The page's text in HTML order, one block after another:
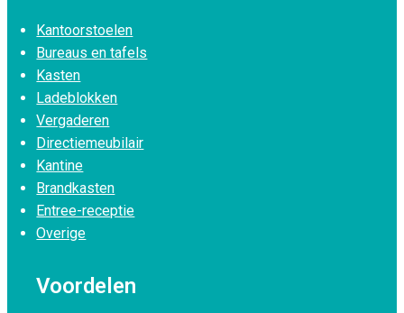
Kantoorstoelen
Bureaus en tafels
Kasten
Ladeblokken
Vergaderen
Directiemeubilair
Kantine
Brandkasten
Entree-receptie
Overige
Voordelen